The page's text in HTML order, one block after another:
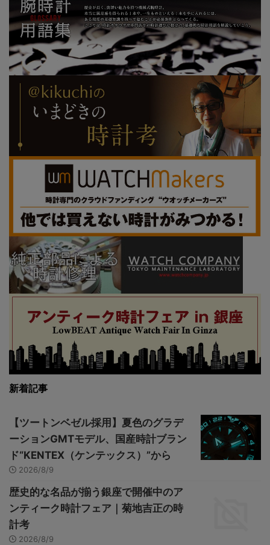
新着記事
【ツートンベゼル採用】夏色のグラデ
ーションGMTモデル、国産時計ブラン
ド“KENTEX（ケンテックス）”から
2026/8/9
歴史的な名品が揃う銀座で開催中のア
ンティーク時計フェア｜菊地吉正の時
計考
2026/8/9